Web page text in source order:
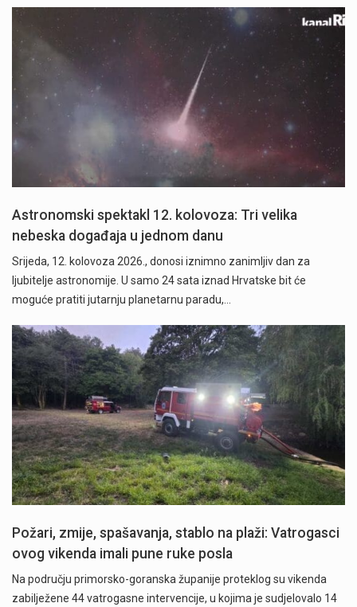
Astronomski spektakl 12. kolovoza: Tri velika
nebeska događaja u jednom danu
Srijeda, 12. kolovoza 2026., donosi iznimno zanimljiv dan za
ljubitelje astronomije. U samo 24 sata iznad Hrvatske bit će
moguće pratiti jutarnju planetarnu paradu,…
Požari, zmije, spašavanja, stablo na plaži: Vatrogasci
ovog vikenda imali pune ruke posla
Na području primorsko-goranska županije proteklog su vikenda
zabilježene 44 vatrogasne intervencije, u kojima je sudjelovalo 14